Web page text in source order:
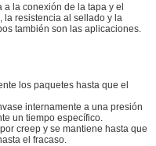
a la conexión de la tapa y el
la resistencia al sellado y la
también son las aplicaciones.
los paquetes hasta que el
internamente a una presión
un tiempo específico.
creep y se mantiene hasta que
el fracaso.